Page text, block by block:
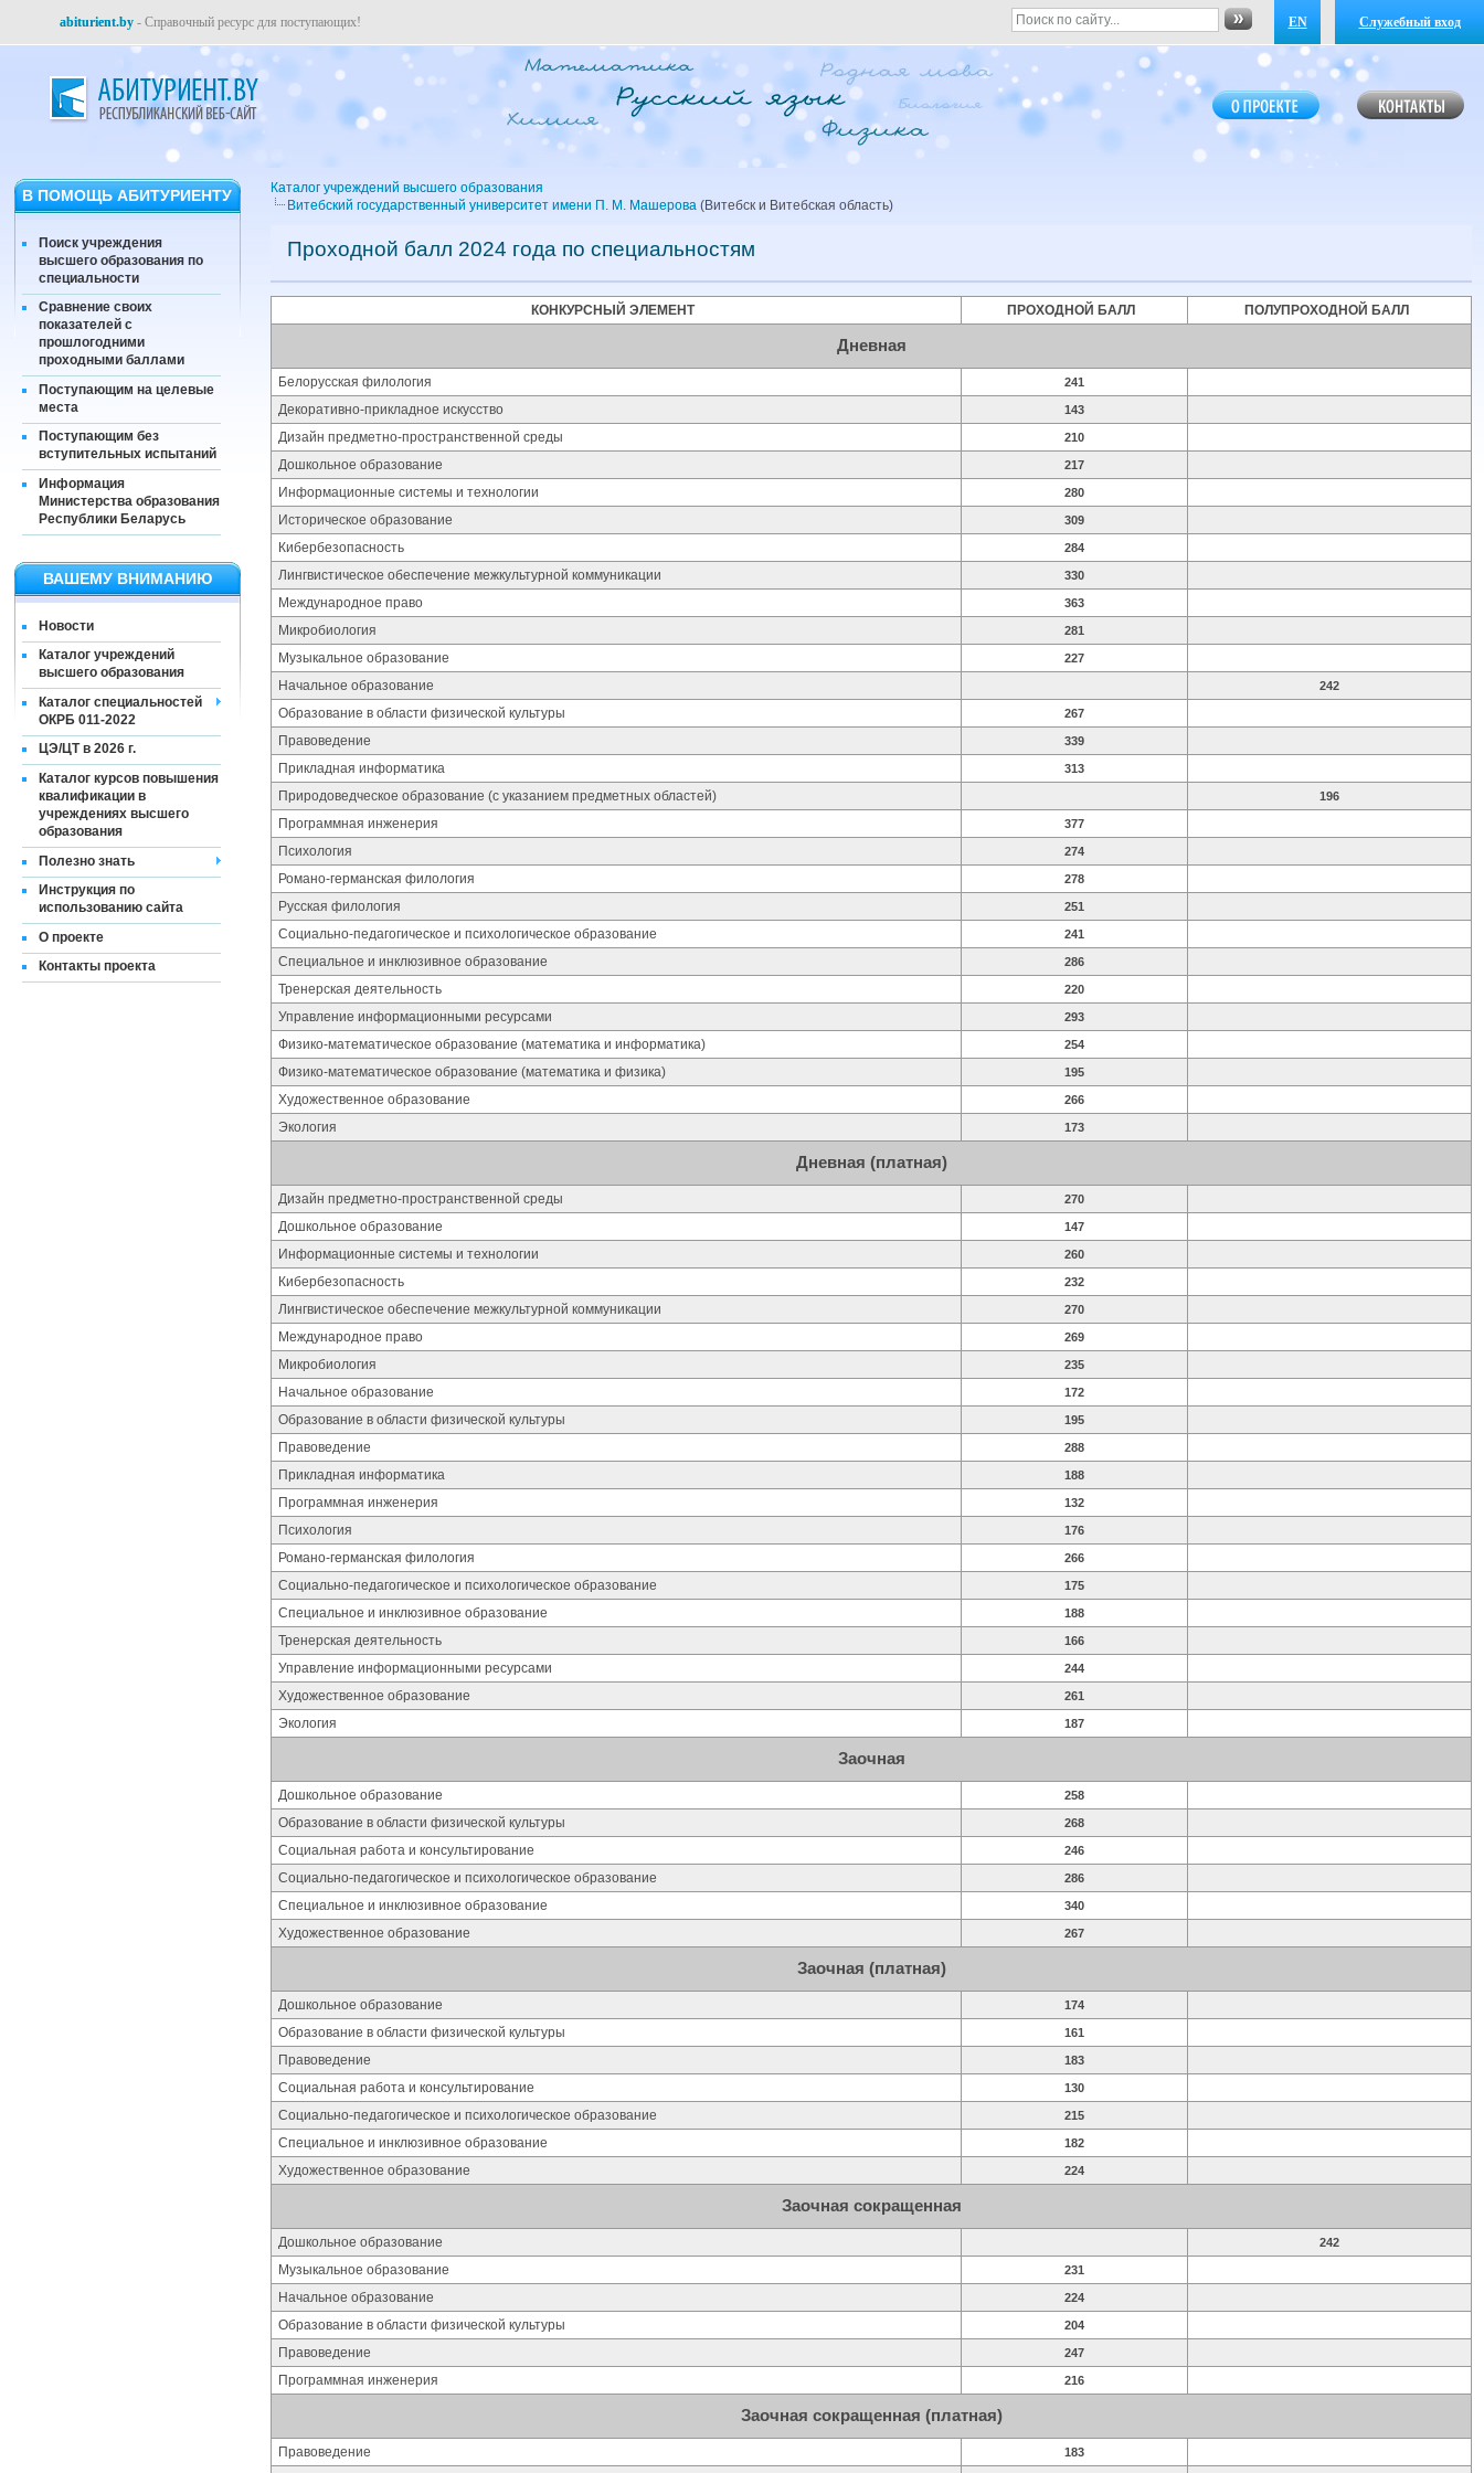
EN Служебный вход
abiturient.by - Справочный ресурс для поступающих!
В ПОМОЩЬ АБИТУРИЕНТУ
Поиск учреждения
высшего образования по
специальности
Сравнение своих
показателей с
прошлогодними
проходными баллами
Поступающим на целевые
места
Поступающим без
вступительных испытаний
Информация
Министерства образования
Республики Беларусь
ВАШЕМУ ВНИМАНИЮ
Новости
Каталог учреждений
высшего образования
Каталог специальностей
ОКРБ 011-2022
ЦЭ/ЦТ в 2026 г.
Каталог курсов повышения
квалификации в
учреждениях высшего
образования
Полезно знать
Инструкция по
использованию сайта
О проекте
Контакты проекта
Каталог учреждений высшего образования
Витебский государственный университет имени П. М. Машерова (Витебск и Витебская область)
Проходной балл 2024 года по специальностям
КОНКУРСНЫЙ ЭЛЕМЕНТ ПРОХОДНОЙ БАЛЛ ПОЛУПРОХОДНОЙ БАЛЛ
Дневная
Белорусская филология 241
Декоративно-прикладное искусство 143
Дизайн предметно-пространственной среды 210
Дошкольное образование 217
Информационные системы и технологии 280
Историческое образование 309
Кибербезопасность 284
Лингвистическое обеспечение межкультурной коммуникации 330
Международное право 363
Микробиология 281
Музыкальное образование 227
Начальное образование 242
Образование в области физической культуры 267
Правоведение 339
Прикладная информатика 313
Природоведческое образование (с указанием предметных областей) 196
Программная инженерия 377
Психология 274
Романо-германская филология 278
Русская филология 251
Социально-педагогическое и психологическое образование 241
Специальное и инклюзивное образование 286
Тренерская деятельность 220
Управление информационными ресурсами 293
Физико-математическое образование (математика и информатика) 254
Физико-математическое образование (математика и физика) 195
Художественное образование 266
Экология 173
Дневная (платная)
Дизайн предметно-пространственной среды 270
Дошкольное образование 147
Информационные системы и технологии 260
Кибербезопасность 232
Лингвистическое обеспечение межкультурной коммуникации 270
Международное право 269
Микробиология 235
Начальное образование 172
Образование в области физической культуры 195
Правоведение 288
Прикладная информатика 188
Программная инженерия 132
Психология 176
Романо-германская филология 266
Социально-педагогическое и психологическое образование 175
Специальное и инклюзивное образование 188
Тренерская деятельность 166
Управление информационными ресурсами 244
Художественное образование 261
Экология 187
Заочная
Дошкольное образование 258
Образование в области физической культуры 268
Социальная работа и консультирование 246
Социально-педагогическое и психологическое образование 286
Специальное и инклюзивное образование 340
Художественное образование 267
Заочная (платная)
Дошкольное образование 174
Образование в области физической культуры 161
Правоведение 183
Социальная работа и консультирование 130
Социально-педагогическое и психологическое образование 215
Специальное и инклюзивное образование 182
Художественное образование 224
Заочная сокращенная
Дошкольное образование 242
Музыкальное образование 231
Начальное образование 224
Образование в области физической культуры 204
Правоведение 247
Программная инженерия 216
Заочная сокращенная (платная)
Правоведение 183